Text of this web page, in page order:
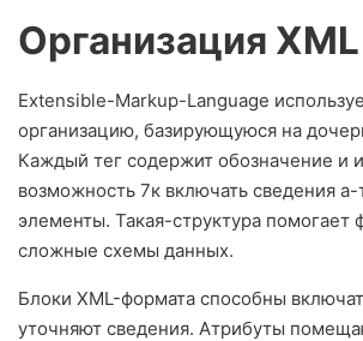
Организация XML
Extensible-Markup-Language
организацию, базирующуюся на
Каждый тег содержит обозначение и
возможность 7к включать сведения
элементы. Такая-структура помогает
сложные схемы данных.
Блоки XML-формата способны
уточняют сведения. Атрибуты